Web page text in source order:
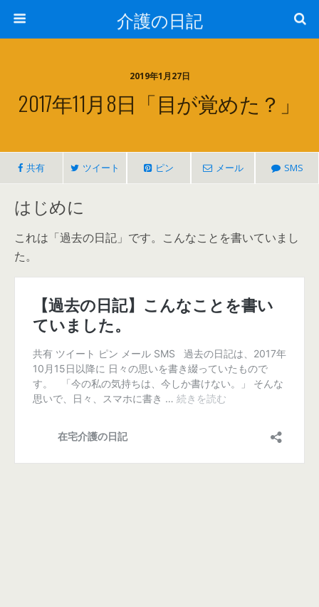
介護の日記
2019年1月27日
2017年11月8日「目が覚めた？」
共有 ツイート ピン メール SMS
はじめに
これは「過去の日記」です。こんなことを書いていまし
た。